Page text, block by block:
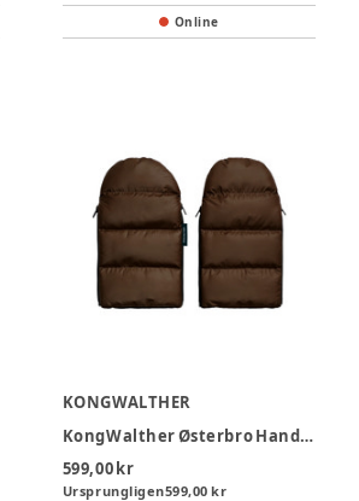
Online
KONGWALTHER
KongWalther Østerbro Handvärmare Quiltad - Chocolate Brown
599,00 kr
Ursprungligen599,00 kr